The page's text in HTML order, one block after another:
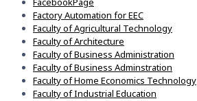
Factory Automation for EEC
Faculty of Agricultural Technology
Faculty of Architecture
Faculty of Business Administration
Faculty of Business Adminstration
Faculty of Home Economics Technology
Faculty of Industrial Education